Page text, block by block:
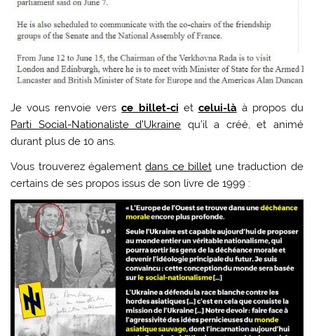
Je vous renvoie versce billet-ci et celui-làà propos du
Parti Social-Nationaliste d’Ukraine qu’il a créé, et animé
durant plus de 10 ans.
Vous trouverez égalementdans ce billetune traduction de
certains de ses propos issus de son livre de 1999 :